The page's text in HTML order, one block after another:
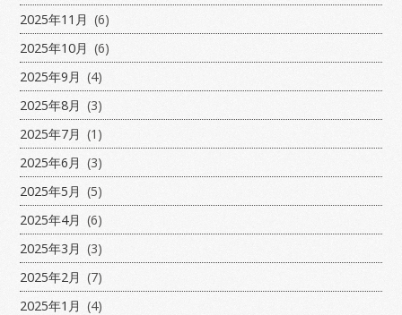
2025年11月 (6)
2025年10月 (6)
2025年9月 (4)
2025年8月 (3)
2025年7月 (1)
2025年6月 (3)
2025年5月 (5)
2025年4月 (6)
2025年3月 (3)
2025年2月 (7)
2025年1月 (4)